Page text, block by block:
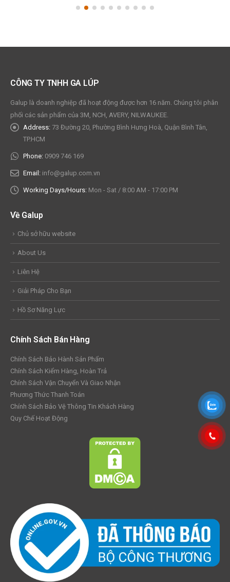
CÔNG TY TNHH GA LÚP
Galup là doanh nghiệp đã hoạt động được hơn 16 năm. Chúng tôi phân
phối các sản phẩm của 3M, NCH, AVERY, NILWAUKEE.
Address: 73 Đường 20, Phường Bình Hưng Hoà, Quận Bình Tân,
TP.HCM
Phone: 0909 746 169
Email: info@galup.com.vn
Working Days/Hours: Mon - Sat / 8:00 AM - 17:00 PM
Về Galup
Chủ sở hữu website
About Us
Liên Hệ
Giải Pháp Cho Bạn
Hồ Sơ Năng Lực
Chính Sách Bán Hàng
Chính Sách Bảo Hành Sản Phẩm
Chính Sách Kiểm Hàng, Hoàn Trả
Chính Sách Vận Chuyển Và Giao Nhận
Phương Thức Thanh Toán
Chính Sách Bảo Vệ Thông Tin Khách Hàng
Quy Chế Hoạt Động